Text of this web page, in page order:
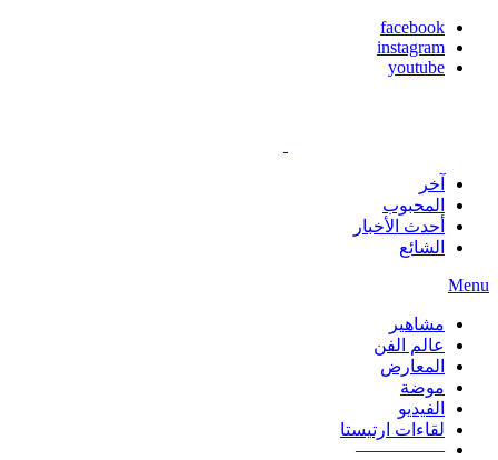
facebook
instagram
youtube
آخر
المحبوب
أحدث الأخبار
الشائع
Menu
مشاهير
عالم الفن
المعارض
موضة
الفيديو
لقاءات ارتيستا
—————